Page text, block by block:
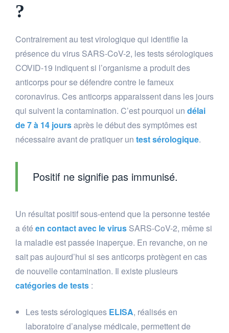
?
Contrairement au test virologique qui identifie la
présence du virus SARS-CoV-2, les tests sérologiques
COVID-19 indiquent si l’organisme a produit des
anticorps pour se défendre contre le fameux
coronavirus. Ces anticorps apparaissent dans les jours
qui suivent la contamination. C’est pourquoi un délai
de 7 à 14 joursaprès le début des symptômes est
nécessaire avant de pratiquer un test sérologique.
Positif ne signifie pas immunisé.
Un résultat positif sous-entend que la personne testée
a été en contact avec le virus SARS-CoV-2, même si
la maladie est passée inaperçue. En revanche, on ne
sait pas aujourd’hui si ses anticorps protègent en cas
de nouvelle contamination. Il existe plusieurs
catégories de tests :
Les tests sérologiques ELISA, réalisés en
laboratoire d’analyse médicale, permettent de